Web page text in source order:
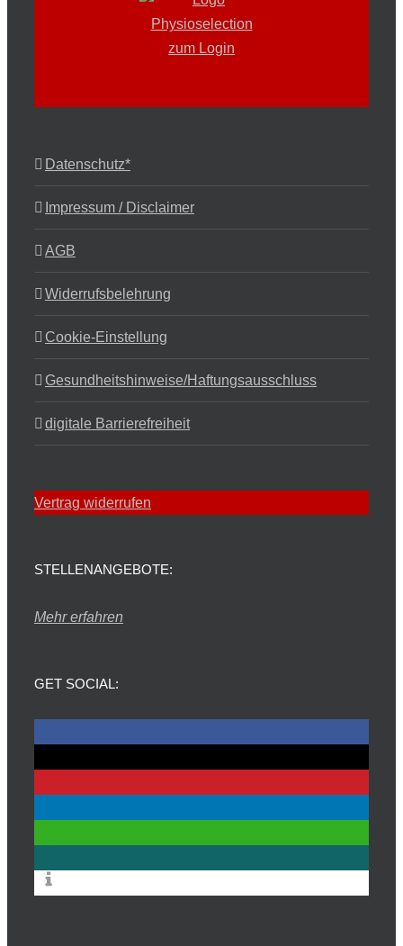
Datenschutz*
Impressum / Disclaimer
AGB
Widerrufsbelehrung
Cookie-Einstellung
Gesundheitshinweise/Haftungsausschluss
digitale Barrierefreiheit
Vertrag widerrufen
STELLENANGEBOTE:
Mehr erfahren
GET SOCIAL: